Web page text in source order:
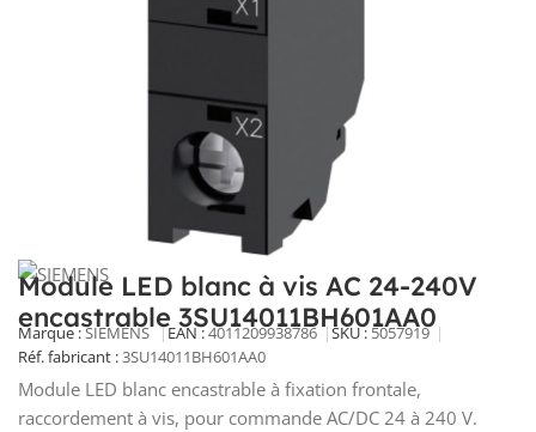
Module LED blanc à vis AC 24-240V
encastrable 3SU14011BH601AA0
Marque :SIEMENS EAN :4011209938786 SKU : 5057919
Réf. fabricant :3SU14011BH601AA0
Module LED blanc encastrable à fixation frontale,
raccordement à vis, pour commande AC/DC 24 à 240 V.